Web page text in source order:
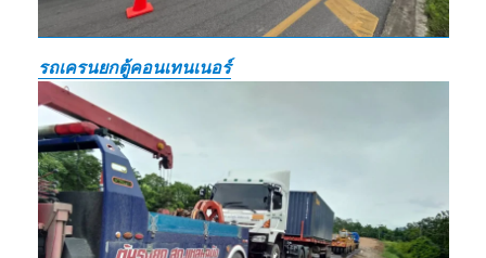
รถเครนยกตู้คอนเทนเนอร์